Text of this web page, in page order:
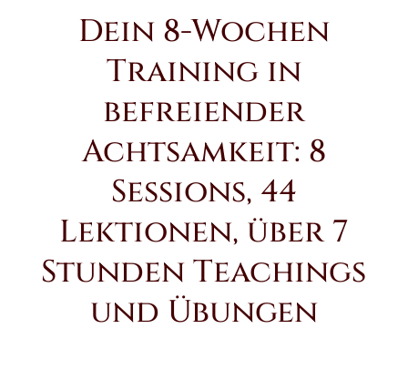
Dein 8-Wochen
Training in
befreiender
Achtsamkeit: 8
Sessions, 44
Lektionen, über 7
Stunden Teachings
und Übungen